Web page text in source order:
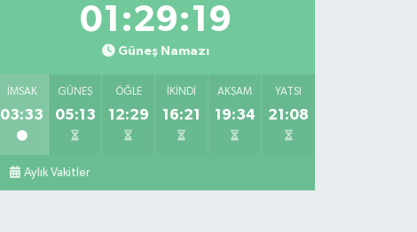
01:29:18
Güneş Namazı
İMSAK
03:33
GÜNEŞ
05:13
ÖĞLE
12:29
İKINDI
16:21
AKŞAM
19:34
YATSI
21:08
Aylık Vakitler